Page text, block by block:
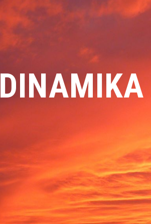
DINAMIKA